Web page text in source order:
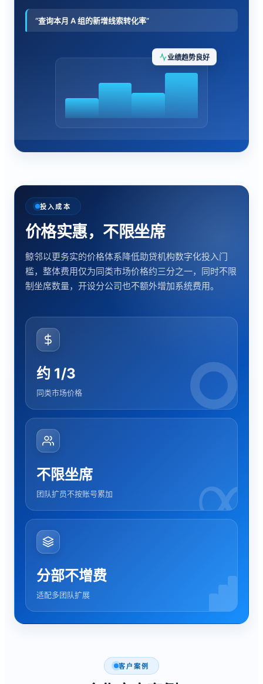
“查询本月 A 组的新增线索转化率”
业绩趋势良好
投入成本
价格实惠，不限坐席
鲸邻以更务实的价格体系降低助贷机构数字化投入门
槛，整体费用仅为同类市场价格约三分之一，同时不限
制坐席数量，开设分公司也不额外增加系统费用。
约 1/3
同类市场价格
不限坐席
团队扩员不按账号累加 ∞
分部不增费
适配多团队扩展
客户案例